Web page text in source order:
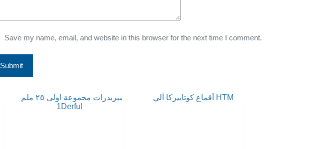
Save my name, email, and website in this browser for the next time I comment.
Submit